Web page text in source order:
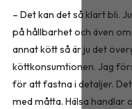
– Det kan det så klart bli.
på hållbarhet och även
annat kött så är ju det
köttkonsumtionen. Jag
för att fastna i detaljer.
med måtta. Hälsa handlar